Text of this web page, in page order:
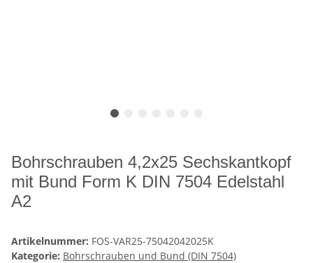
Bohrschrauben 4,2x25 Sechskantkopf
mit Bund Form K DIN 7504 Edelstahl
A2
Artikelnummer: FOS-VAR25-75042042025K
Kategorie: Bohrschrauben und Bund (DIN 7504)